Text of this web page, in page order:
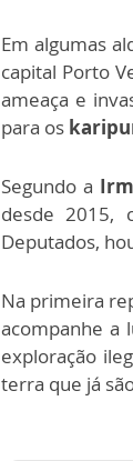
Em algumas
capital Porto
ameaça e
para os
Segundo a
desde 2015,
Deputados,
Na primeira
acompanhe a
exploração
terra que já